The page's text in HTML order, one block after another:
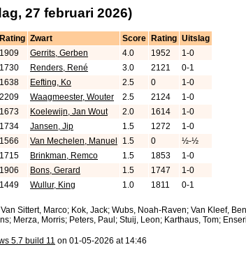
27 februari 2026)
Rating Zwart Score Rating Uitslag
1909 Gerrits, Gerben 4.0 1952
1-0
1730 Renders, René 3.0 2121
0-1
1638 Eefting, Ko 2.5 0
1-0
2209 Waagmeester, Wouter 2.5 2124
1-0
1673 Koelewijn, Jan Wout 2.0 1614
1-0
1734 Jansen, Jip 1.5 1272
1-0
1566 Van Mechelen, Manuel 1.5 0
½-½
1715 Brinkman, Remco 1.5 1853
1-0
1906 Bons, Gerard 1.5 1747
1-0
1449 Wullur, King 1.0 1811 0-1
Sittert, Marco; Kok, Jack; Wubs, Noah-Raven; Van Kleef,
Merza, Morris; Peters, Paul; Stuij, Leon; Karthaus, Tom;
5.7 build 11 on 01-05-2026 at 14:46